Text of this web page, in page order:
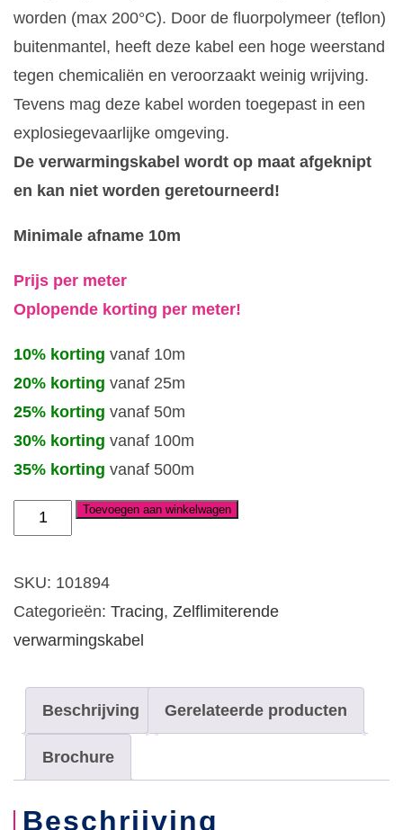
worden (max 200°C). Door de fluorpolymeer (teflon)
buitenmantel, heeft deze kabel een hoge weerstand
tegen chemicaliën en veroorzaakt weinig wrijving.
Tevens mag deze kabel worden toegepast in een
explosiegevaarlijke omgeving.
De verwarmingskabel wordt op maat afgeknipt
en kan niet worden geretourneerd!
Minimale afname 10m
Prijs per meter
Oplopende korting per meter!
10% korting vanaf 10m
20% korting vanaf 25m
25% korting vanaf 50m
30% korting vanaf 100m
35% korting vanaf 500m
Zelflimiterende
verwarmingskabel
60
(max
Toevoegen aan winkelwagen
SKU: 101894
Categorieën: Tracing, Zelflimiterende
verwarmingskabel
Beschrijving Gerelateerde producten
Brochure
Beschrijving